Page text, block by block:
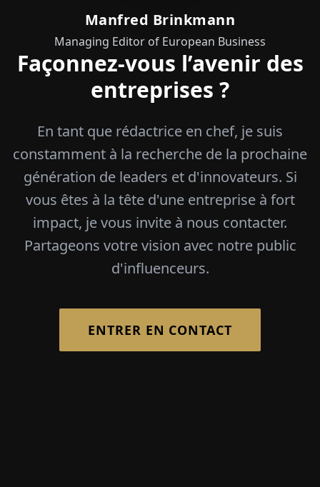
Manfred Brinkmann
Managing Editor of European Business
Façonnez-vous l’avenir des
entreprises ?
En tant que rédactrice en chef, je suis
constamment à la recherche de la prochaine
génération de leaders et d'innovateurs. Si
vous êtes à la tête d'une entreprise à fort
impact, je vous invite à nous contacter.
Partageons votre vision avec notre public
d'influenceurs.
ENTRER EN CONTACT